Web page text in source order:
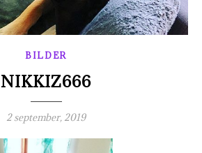
BILDER
NIKKIZ666
2 september, 2019